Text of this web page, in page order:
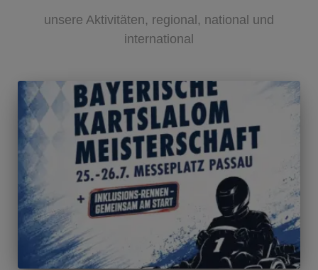
unsere Aktivitäten, regional, national und
international